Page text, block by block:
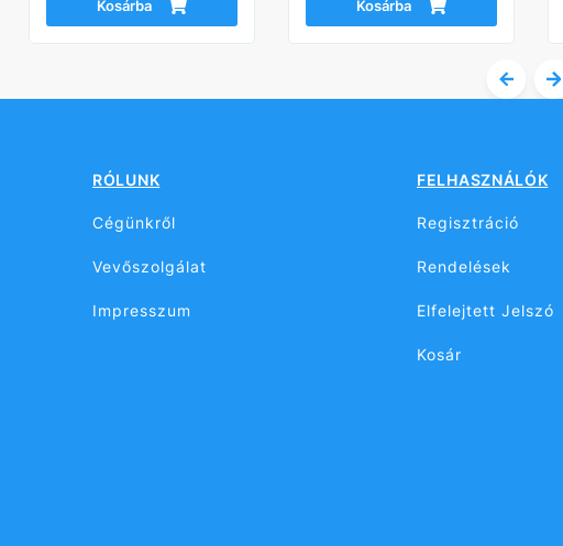
Kosárba Kosárba
RÓLUNK
Cégünkről
Vevőszolgálat
Impresszum
FELHASZNÁLÓK
Regisztráció
Rendelések
Elfelejtett Jelszó
Kosár